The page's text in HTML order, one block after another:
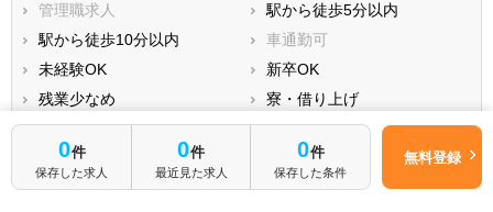
0件
保存した求人
0件
最近見た求人
0件
保存した条件
無料登録
管理職求人
駅から徒歩5分以内
駅から徒歩10分以内
車通勤可
未経験OK
新卒OK
残業少なめ
寮・借り上げ
住宅手当・補助
託児所・育児補助
土日祝休
無資格 OK
積極採用中
WEB面接OK